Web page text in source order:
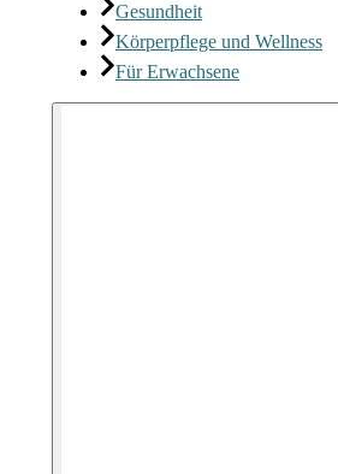
Gesundheit
Körperpflege und Wellness
Für Erwachsene